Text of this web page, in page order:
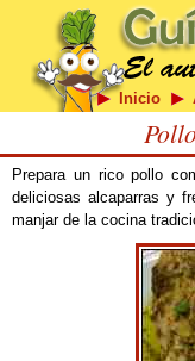
Inicio
Prepara un rico pollo
deliciosas alcaparras y
manjar de la cocina